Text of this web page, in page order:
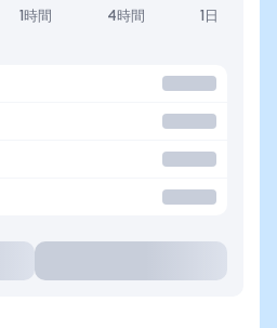
1時間 4時間 1日